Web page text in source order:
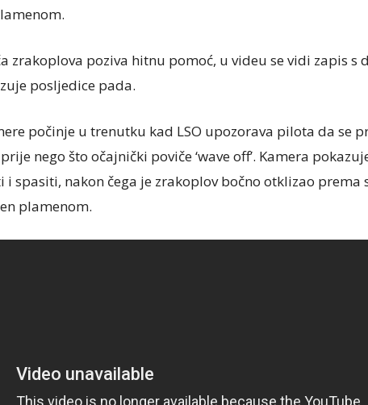
zrakoplova poziva hitnu pomoć, u videu se vidi zapis s
posljedice pada.
počinje u trenutku kad LSO upozorava pilota da se
nego što očajnički poviče ‘wave off’. Kamera
spasiti, nakon čega je zrakoplov bočno otklizao prema
plamenom.